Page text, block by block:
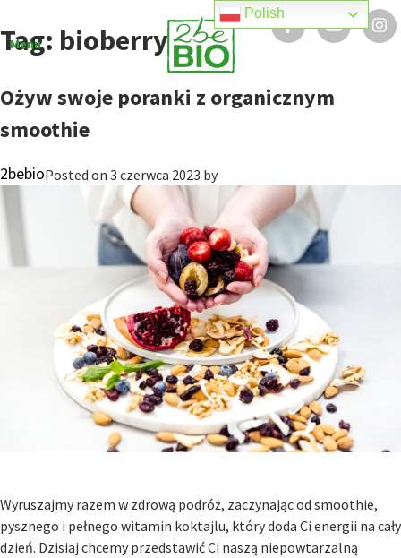
to
content
Menu
Tag: bioberry
Ożyw swoje poranki z organicznym
smoothie
Posted on 3 czerwca 2023 by
2bebio
Wyruszajmy razem w zdrową podróż, zaczynając od smoothie,
pysznego i pełnego witamin koktajlu, który doda Ci energii na cały
dzień. Dzisiaj chcemy przedstawić Ci naszą niepowtarzalną
Polish